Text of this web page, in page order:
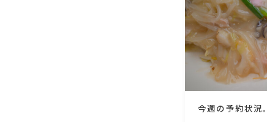
今週の予約状況。